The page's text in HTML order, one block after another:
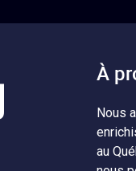
À
Nous
au